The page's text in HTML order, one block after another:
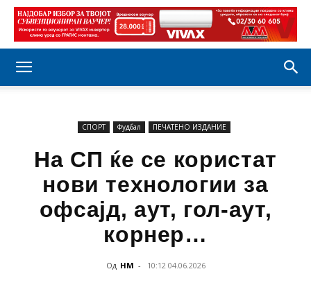
СПОРТ Фудбал ПЕЧАТЕНО ИЗДАНИЕ
На СП ќе се користат
нови технологии за
офсајд, аут, гол-аут,
корнер…
Од НМ - 10:12 04.06.2026